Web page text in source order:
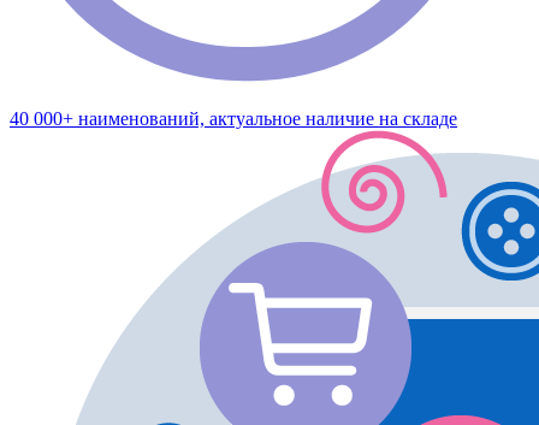
40 000+ наименований, актуальное наличие на складе